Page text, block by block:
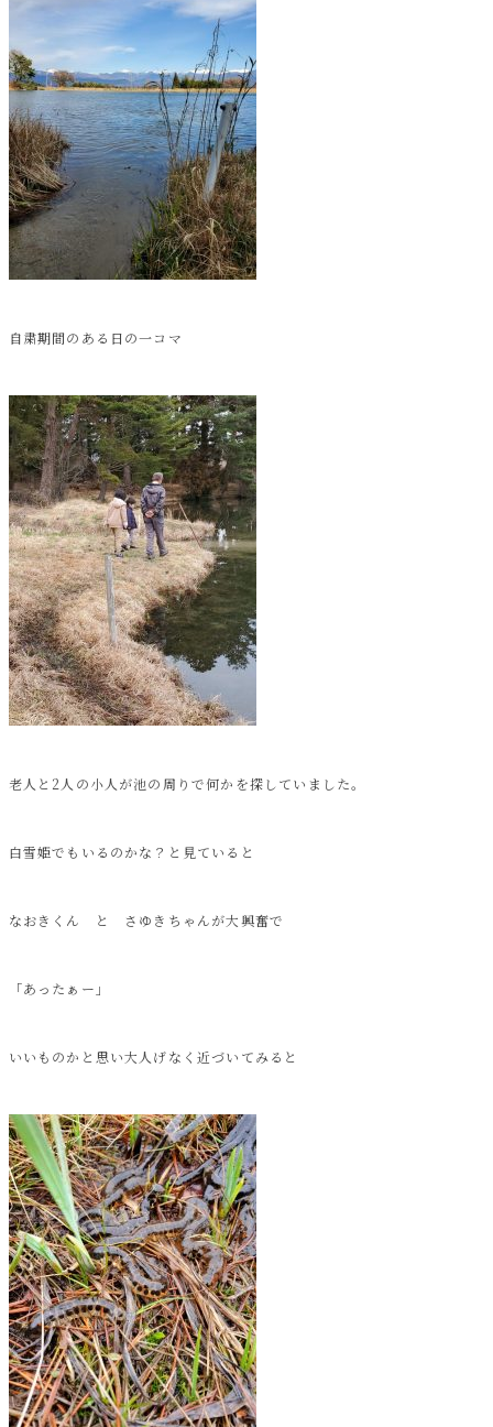
自粛期間のある日の一コマ
老人と2人の小人が池の周りで何かを探していました。
白雪姫でもいるのかな？と見ていると
なおきくん と さゆきちゃんが大興奮で
「あったぁー」
いいものかと思い大人げなく近づいてみると